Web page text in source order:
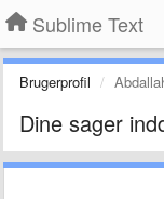
Sublime Text
Brugerprofil
Dine sager